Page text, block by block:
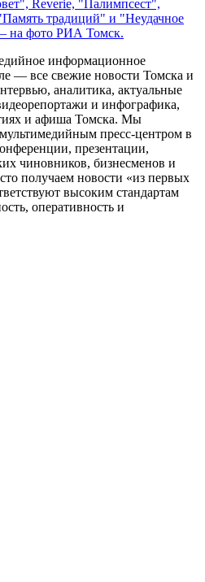
Reverie, "Палимпсест",
традиций" и "Неудачное
на фото РИА Томск.
информационное
— все свежие новости Томска и
аналитика, актуальные
и инфографика,
и афиша Томска. Мы
пресс-центром в
презентации,
чиновников, бизнесменов и
получаем новости «из первых
высоким стандартам
оперативность и